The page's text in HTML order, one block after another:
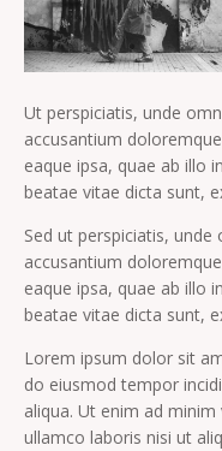
Ut perspiciatis, unde
accusantium
eaque ipsa, quae ab illo
beatae vitae dicta sunt,
Sed ut perspiciatis,
accusantium
eaque ipsa, quae ab illo
beatae vitae dicta sunt,
Lorem ipsum dolor sit
do eiusmod tempor
aliqua. Ut enim ad
ullamco laboris nisi ut